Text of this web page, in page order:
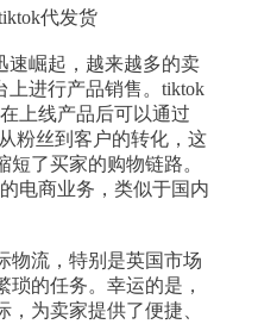
代发货
速崛起，越来越多的卖
上进行产品销售。tiktok
上线产品后可以通过
粉丝到客户的转化，这
短了买家的购物链路。
电商业务，类似于国内
物流，特别是英国市场
琐的任务。幸运的是，
为卖家提供了便捷、